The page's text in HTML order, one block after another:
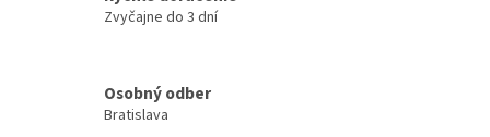
Zvyčajne do 3 dní
Osobný odber
Bratislava